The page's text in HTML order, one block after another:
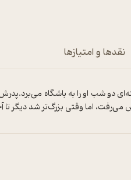
نقدها و امتیازها
شب او را به باشگاه می‌برد.پدرش
اما وقتی بزرگ‌تر شد دیگر تا